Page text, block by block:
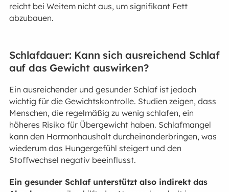
reicht bei Weitem nicht aus, um signifikant Fett
abzubauen.
Schlafdauer: Kann sich ausreichend Schlaf
auf das Gewicht auswirken?
Ein ausreichender und gesunder Schlaf ist jedoch
wichtig für die Gewichtskontrolle. Studien zeigen, dass
Menschen, die regelmäßig zu wenig schlafen, ein
höheres Risiko für Übergewicht haben. Schlafmangel
kann den Hormonhaushalt durcheinanderbringen, was
wiederum das Hungergefühl steigert und den
Stoffwechsel negativ beeinflusst.
Ein gesunder Schlaf unterstützt also indirekt das